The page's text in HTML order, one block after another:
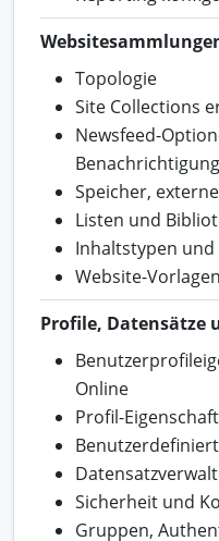
Topologie
Site Collections
Newsfeed-
Speicher,
Listen und
Inhaltstypen
Website-
Profile, Datensätze
Online
Profil-
Sicherheit und
Gruppen,